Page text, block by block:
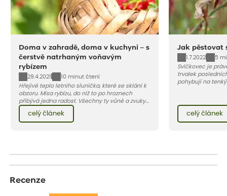
Doma v zahradě, doma v kuchyni – s
čerstvě natrhaným voňavým
rybízem
29.4.2021
10 minut čtení
Hřejivé teplo letního sluníčka, které se sklání k
obzoru. Mísa rybízu, do níž to po hroznech
přibývá jedna radost. Všechny ty vůně a zvuky
červencové zahrady. Sklizeň rybízu do kuchyně
vnese neuvěřitelný klid a radost. A taky trochu
bezstarostnosti dětství při mlsání babiččina
celý článek
Jak pěstovat
1.7.2022
5
Svíčkovec je
trvalek
pohybují na
do podzimu.
růžových až
celý článek
Recenze